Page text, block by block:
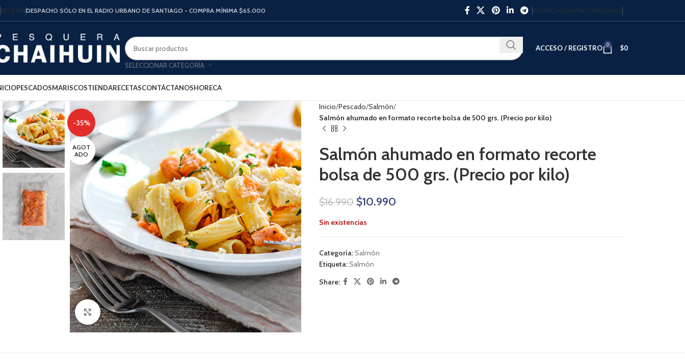
RECETASDESPACHO SÓLO EN EL RADIO URBANO DE SANTIAGO - COMPRA MÍNIMA $65.000 POLÍTICASCONTÁCTANOSFAQS
SELECCIONAR CATEGORÍA
ACCESO / REGISTRO 0 $0
PESCADOSMARISCOSTIENDARECETASCONTÁCTANOSHORECA
-35%
AGOT
ADO
Clic para ampliar
Inicio Pescado Salmón
Salmón ahumado en formato recorte bolsa de 500 grs. (Precio por kilo)
Salmón ahumado en formato recorte
bolsa de 500 grs. (Precio por kilo)
$16.990 $10.990
Sin existencias
Categoría:Salmón
Etiqueta:Salmón
Share: